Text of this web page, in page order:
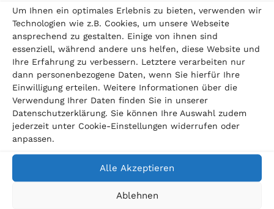
Um Ihnen ein optimales Erlebnis zu bieten, verwenden wir
Technologien wie z.B. Cookies, um unsere Webseite
ansprechend zu gestalten. Einige von ihnen sind
essenziell, während andere uns helfen, diese Website und
Ihre Erfahrung zu verbessern. Letztere verarbeiten nur
dann personenbezogene Daten, wenn Sie hierfür Ihre
Einwilligung erteilen. Weitere Informationen über die
Verwendung Ihrer Daten finden Sie in unserer
Datenschutzerklärung. Sie können Ihre Auswahl zudem
jederzeit unter Cookie-Einstellungen widerrufen oder
anpassen.
Alle Akzeptieren
Ablehnen
deren Vertreter (insbesondere deren Rechtsanwälte),
Gerichte und andere öffentlichen Behörden,
Postdienstleister und Kreditinstitute. Die
weitergegebenen Daten dürfen von den Dritten
ausschließlich zu den genannten Zwecken verwendet
werden.
Ferner setzen wir zur softwaregestützten
Bearbeitung unserer Mandate externe
weisungsgebundene Dienstleister gemäß Art. 28
DSGVO ein, die Ihre Daten ausschließlich in unserem